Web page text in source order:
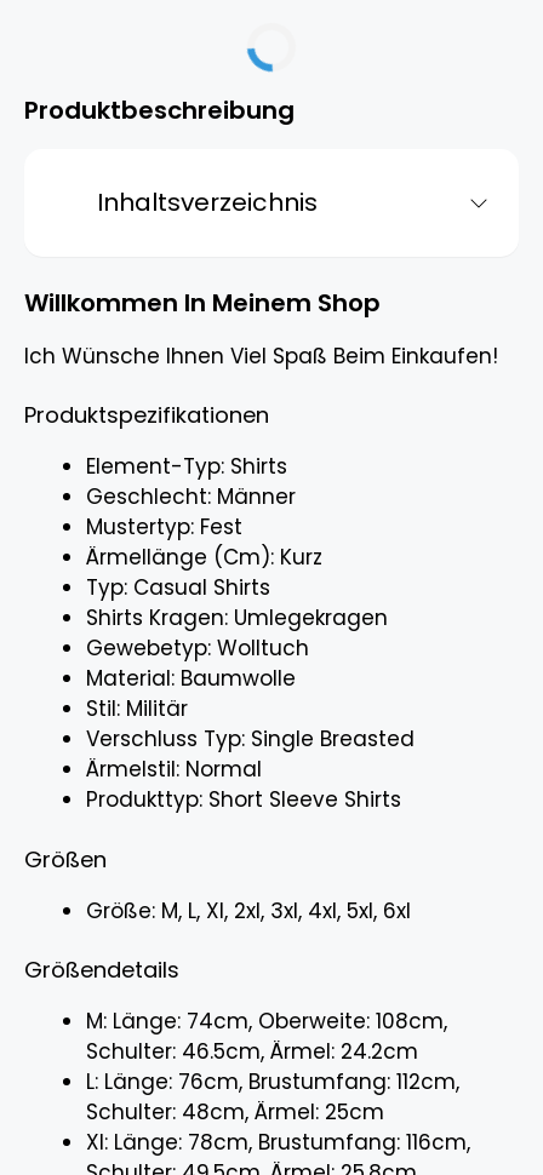
Produktbeschreibung
Inhaltsverzeichnis
Willkommen In Meinem Shop
Ich Wünsche Ihnen Viel Spaß Beim Einkaufen!
Produktspezifikationen
Element-Typ: Shirts
Geschlecht: Männer
Mustertyp: Fest
Ärmellänge (Cm): Kurz
Typ: Casual Shirts
Shirts Kragen: Umlegekragen
Gewebetyp: Wolltuch
Material: Baumwolle
Stil: Militär
Verschluss Typ: Single Breasted
Ärmelstil: Normal
Produkttyp: Short Sleeve Shirts
Größen
Größe: M, L, Xl, 2xl, 3xl, 4xl, 5xl, 6xl
Größendetails
M: Länge: 74cm, Oberweite: 108cm,
Schulter: 46.5cm, Ärmel: 24.2cm
L: Länge: 76cm, Brustumfang: 112cm,
Schulter: 48cm, Ärmel: 25cm
Xl: Länge: 78cm, Brustumfang: 116cm,